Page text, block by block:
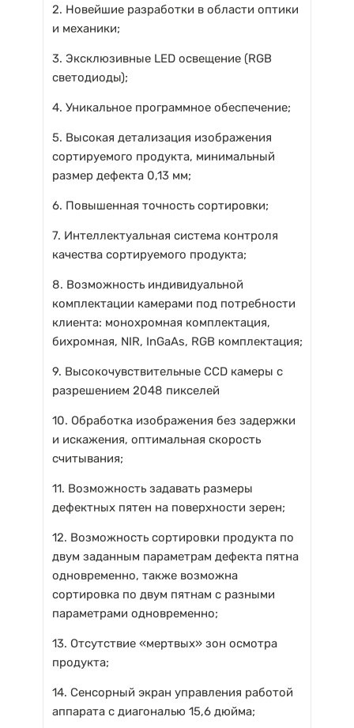
2. Новейшие разработки в области оптики
и механики;
3. Эксклюзивные LED освещение (RGB
светодиоды);
4. Уникальное программное обеспечение;
5. Высокая детализация изображения
сортируемого продукта, минимальный
размер дефекта 0,13 мм;
6. Повышенная точность сортировки;
7. Интеллектуальная система контроля
качества сортируемого продукта;
8. Возможность индивидуальной
комплектации камерами под потребности
клиента: монохромная комплектация,
бихромная, NIR, InGaAs, RGB комплектация;
9. Высокочувствительные CCD камеры с
разрешением 2048 пикселей
10. Обработка изображения без задержки
и искажения, оптимальная скорость
считывания;
11. Возможность задавать размеры
дефектных пятен на поверхности зерен;
12. Возможность сортировки продукта по
двум заданным параметрам дефекта пятна
одновременно, также возможна
сортировка по двум пятнам с разными
параметрами одновременно;
13. Отсутствие «мертвых» зон осмотра
продукта;
14. Сенсорный экран управления работой
аппарата с диагональю 15,6 дюйма;